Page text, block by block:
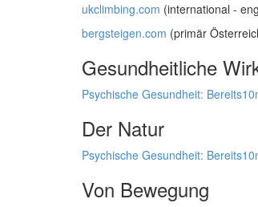
ukclimbing.com (international -
bergsteigen.com (primär
Gesundheitliche
Psychische Gesundheit:
Der Natur
Psychische Gesundheit:
Von Bewegung